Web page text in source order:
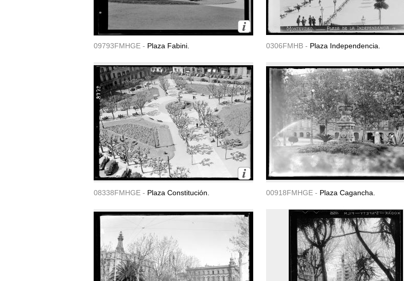
09793FMHGE - Plaza Fabini. 0306FMHB - Plaza Independencia.
08338FMHGE - Plaza Constitución. 00918FMHGE - Plaza Cagancha.